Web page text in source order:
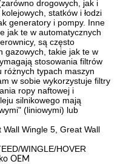
drogowych, jak i
statków i łodzi
generatory i pompy. Inne
jak te w automatycznych
, są często
gazowych , takie jak te w
stosowania filtrów
różnych typach maszyn
w sobie wykorzystuje filtry
ropy naftowej i
silnikowego mają
(liniowymi) lub
Wingle 5, Great Wall
WINGLE/HOVER
OEM